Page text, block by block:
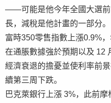
——可能是他今年全國大選
長，減稅是他計畫的一部分。
富時350零售指數上漲0.9%，
在通脹數據強於預期以及 12
經濟衰退的擔憂並使利率前
續第三周下跌。
巴克萊銀行上漲 3%，此前